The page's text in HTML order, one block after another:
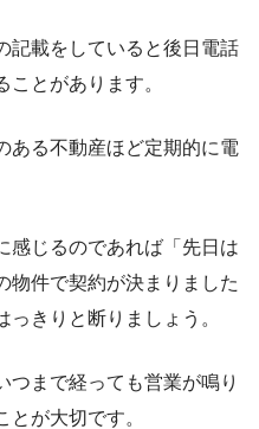
記載をしていると後日電話
とがあります。
ある不動産ほど定期的に電
感じるのであれば「先日は
物件で契約が決まりました
きりと断りましょう。
つまで経っても営業が鳴り
が大切です。